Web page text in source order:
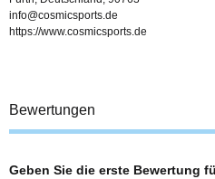
info@cosmicsports.de
https://www.cosmicsports.de
Bewertungen
Geben Sie die erste Bewertung